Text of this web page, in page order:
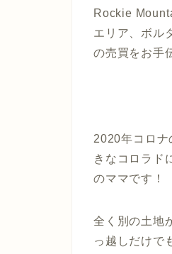
Rockie
エリア、ボル
の売買をお手
2020年コロナ
きなコロラド
のママです！
全く別の土地
っ越しだけで